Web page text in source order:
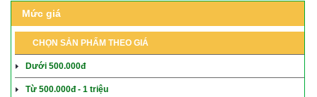
Mức giá
CHỌN SẢN PHẨM THEO GIÁ
Dưới 500.000đ
Từ 500.000đ - 1 triệu